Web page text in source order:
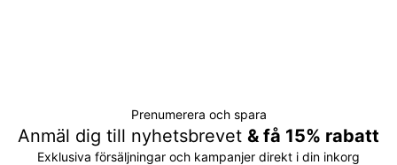
Prenumerera och spara
Anmäl dig till nyhetsbrevet & få 15% rabatt
Exklusiva försäljningar och kampanjer direkt i din inkorg